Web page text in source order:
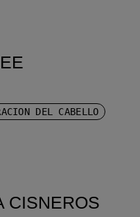
DEL CABELLO
CISNEROS